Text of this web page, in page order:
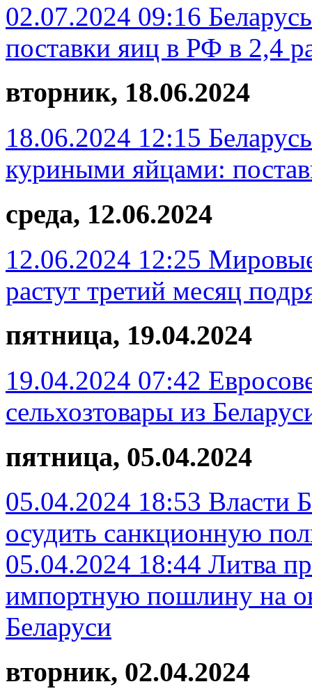
02.07.2024 09:16
поставки яиц в РФ в 2,4
вторник, 18.06.2024
18.06.2024 12:15
куриными яйцами:
среда, 12.06.2024
12.06.2024 12:25
растут третий месяц
пятница, 19.04.2024
19.04.2024 07:42
сельхозтовары из
пятница, 05.04.2024
05.04.2024 18:53 Власти
осудить санкционную
05.04.2024 18:44 Литва
импортную пошлину на
Беларуси
вторник, 02.04.2024